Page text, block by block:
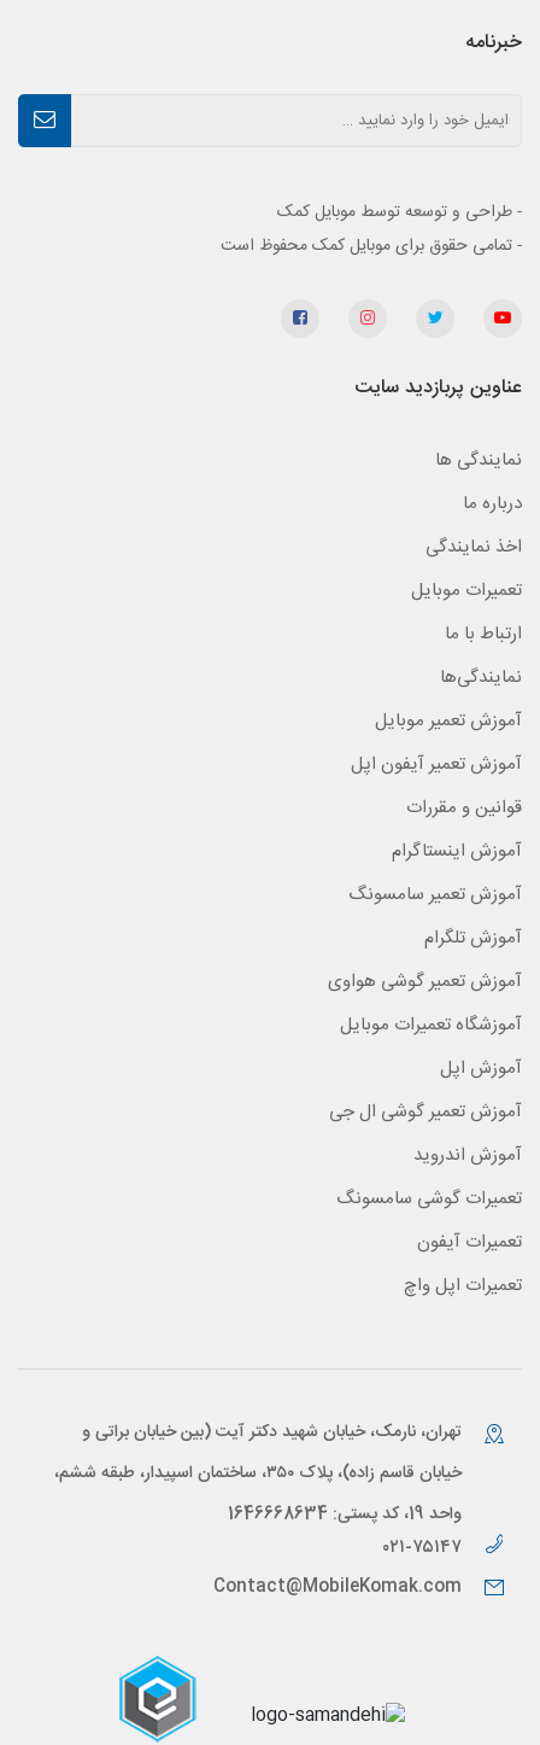
خبرنامه
- طراحی و توسعه توسط موبایل کمک
- تمامی حقوق برای موبایل کمک محفوظ است
عناوین پربازدید سایت
نمایندگی ها
درباره ما
اخذ نمایندگی
تعمیرات موبایل
ارتباط با ما
نمایندگی‌ها
آموزش تعمیر موبایل
آموزش تعمیر آیفون اپل
قوانین و مقررات
آموزش اینستاگرام
آموزش تعمیر سامسونگ
آموزش تلگرام
آموزش تعمیر گوشی هواوی
آموزشگاه تعمیرات موبایل
آموزش اپل
آموزش تعمیر گوشی ال جی
آموزش اندروید
تعمیرات گوشی سامسونگ
تعمیرات آیفون
تعمیرات اپل واچ
تهران، نارمک، خیابان شهید دکتر آیت (بین خیابان براتی و
خیابان قاسم زاده)، پلاک ۳۵۰، ساختمان اسپیدار، طبقه ششم،
واحد 19، کد پستی: 1646668634
۰۲۱-۷۵۱۴۷
Contact@MobileKomak.com